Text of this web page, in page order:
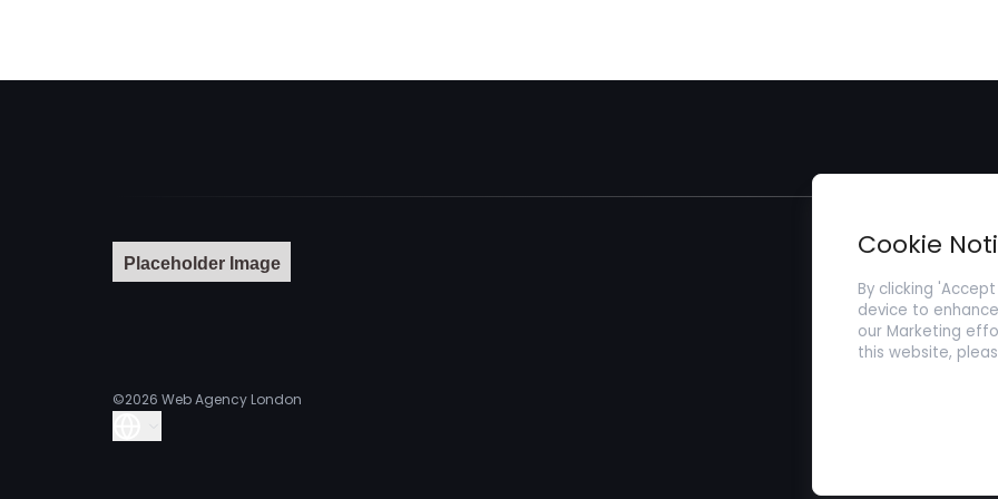
Placeholder Image
©2026 Web Agency London
Cookie
By clicking
device to
our Marketing
this website,